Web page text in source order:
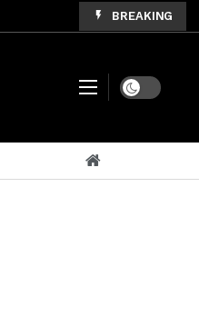
BREAKING
Dark mode